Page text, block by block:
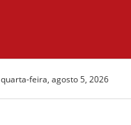
quarta-feira, agosto 5, 2026